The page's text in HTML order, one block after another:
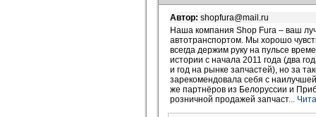
Автор: shopfura@mail.ru
Наша компания Shop Fura – ваш
автотранспортом. Мы хорошо
всегда держим руку на пульсе
истории с начала 2011 года (два
и год на рынке запчастей), но за
зарекомендовала себя с
же партнёров из Белоруссии и
розничной продажей запчаст...